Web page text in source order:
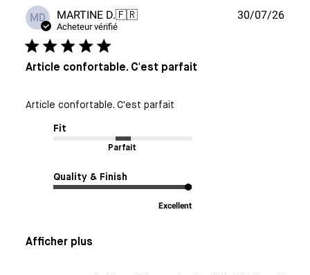
MD MARTINE D.🇫🇷
Acheteur vérifié
Article confortable. C'est parfait
Article confortable. C'est parfait
Fit
Parfait
Quality & Finish
Excellent
Afficher plus
Date
30/07/26